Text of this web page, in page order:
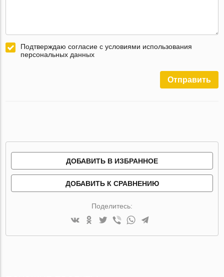
Подтверждаю согласие с условиями использования
персональных данных
Отправить
ДОБАВИТЬ В ИЗБРАННОЕ
ДОБАВИТЬ К СРАВНЕНИЮ
Поделитесь: